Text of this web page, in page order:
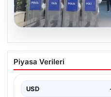
Avcılar
şüpheli gözaltına
Piyasa Verileri
USD